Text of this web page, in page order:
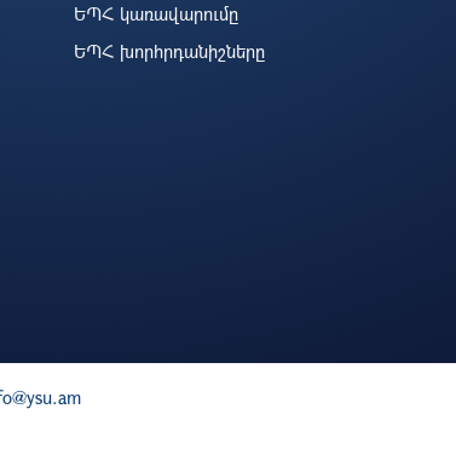
ԵՊՀ կառավարումը
ԵՊՀ խորհրդանիշները